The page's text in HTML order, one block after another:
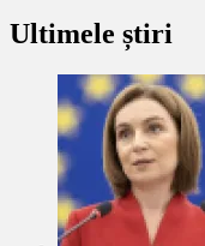
Ultimele știri